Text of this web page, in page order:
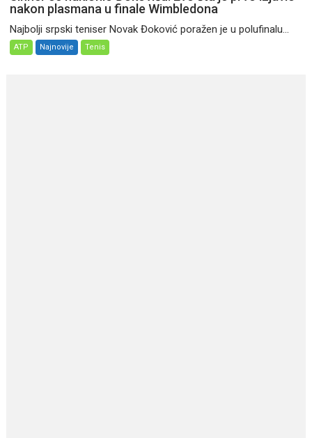
nakon plasmana u finale Wimbledona
Najbolji srpski teniser Novak Đoković poražen je u polufinalu...
ATP Najnovije Tenis